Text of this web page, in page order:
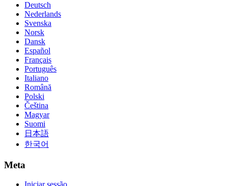
Deutsch
Nederlands
Svenska
Norsk
Dansk
Español
Français
Português
Italiano
Română
Polski
Čeština
Magyar
Suomi
日本語
한국어
Meta